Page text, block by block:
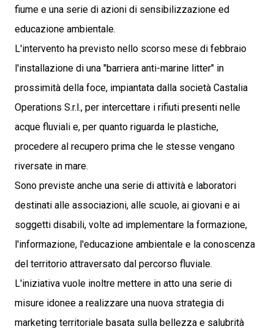
fiume e una serie di azioni di sensibilizzazione ed
educazione ambientale.
L'intervento ha previsto nello scorso mese di febbraio
l'installazione di una "barriera anti-marine litter" in
prossimità della foce, impiantata dalla società Castalia
Operations S.r.l., per intercettare i rifiuti presenti nelle
acque fluviali e, per quanto riguarda le plastiche,
procedere al recupero prima che le stesse vengano
riversate in mare.
Sono previste anche una serie di attività e laboratori
destinati alle associazioni, alle scuole, ai giovani e ai
soggetti disabili, volte ad implementare la formazione,
l'informazione, l'educazione ambientale e la conoscenza
del territorio attraversato dal percorso fluviale.
L'iniziativa vuole inoltre mettere in atto una serie di
misure idonee a realizzare una nuova strategia di
marketing territoriale basata sulla bellezza e salubrità